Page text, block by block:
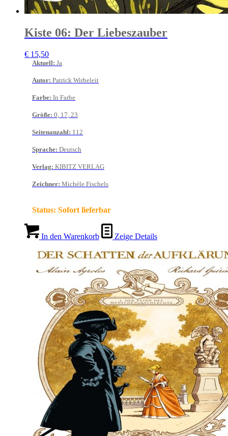
Kiste 06: Der Liebeszauber
€ 15,50
Aktuell: Ja
Autor: Patrick Wirbeleit
Farbe: In Farbe
Größe: 0, 17, 23
Seitenanzahl: 112
Sprache: Deutsch
Verlag: KIBITZ VERLAG
Zeichner: Michèle Fischels
Status: Sofort lieferbar
In den Warenkorb Zeige Details